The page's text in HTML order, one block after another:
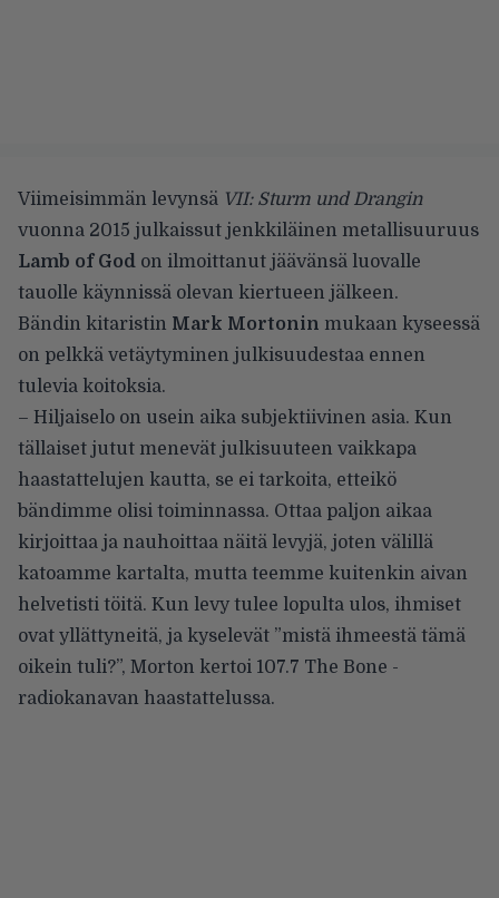
Viimeisimmän levynsä VII: Sturm und Drangin
vuonna 2015 julkaissut jenkkiläinen metallisuuruus
Lamb of God on ilmoittanut jäävänsä luovalle
tauolle käynnissä olevan kiertueen jälkeen.
Bändin kitaristin Mark Mortonin mukaan kyseessä
on pelkkä vetäytyminen julkisuudestaa ennen
tulevia koitoksia.
– Hiljaiselo on usein aika subjektiivinen asia. Kun
tällaiset jutut menevät julkisuuteen vaikkapa
haastattelujen kautta, se ei tarkoita, etteikö
bändimme olisi toiminnassa. Ottaa paljon aikaa
kirjoittaa ja nauhoittaa näitä levyjä, joten välillä
katoamme kartalta, mutta teemme kuitenkin aivan
helvetisti töitä. Kun levy tulee lopulta ulos, ihmiset
ovat yllättyneitä, ja kyselevät ”mistä ihmeestä tämä
oikein tuli?”, Morton kertoi 107.7 The Bone -
radiokanavan haastattelussa.